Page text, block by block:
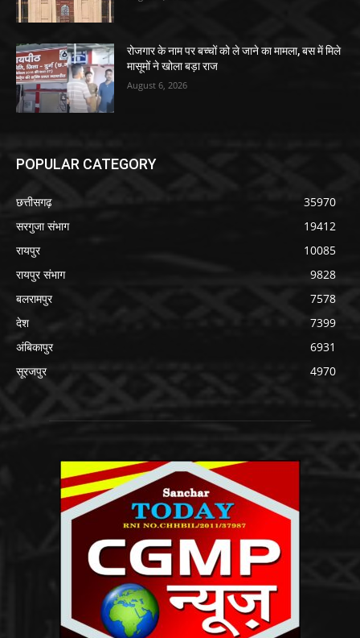
रोजगार के नाम पर बच्चों को ले जाने का मामला, बस में मिले
मासूमों ने खोला बड़ा राज
August 6, 2026
POPULAR CATEGORY
छत्तीसगढ़
35970
सरगुजा संभाग
19412
रायपुर
10085
रायपुर संभाग
9828
बलरामपुर
7578
देश
7399
अंबिकापुर
6931
सूरजपुर
4970